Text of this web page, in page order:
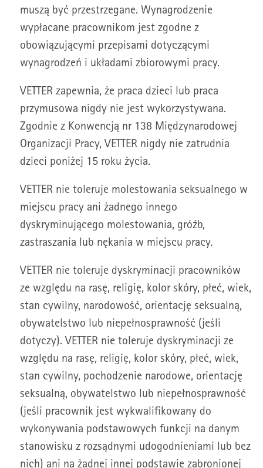
muszą być przestrzegane. Wynagrodzenie
wypłacane pracownikom jest zgodne z
obowiązującymi przepisami dotyczącymi
wynagrodzeń i układami zbiorowymi pracy.
VETTER zapewnia, że praca dzieci lub praca
przymusowa nigdy nie jest wykorzystywana.
Zgodnie z Konwencją nr 138 Międzynarodowej
Organizacji Pracy, VETTER nigdy nie zatrudnia
dzieci poniżej 15 roku życia.
VETTER nie toleruje molestowania seksualnego w
miejscu pracy ani żadnego innego
dyskryminującego molestowania, gróźb,
zastraszania lub nękania w miejscu pracy.
VETTER nie toleruje dyskryminacji pracowników
ze względu na rasę, religię, kolor skóry, płeć, wiek,
stan cywilny, narodowość, orientację seksualną,
obywatelstwo lub niepełnosprawność (jeśli
dotyczy). VETTER nie toleruje dyskryminacji ze
względu na rasę, religię, kolor skóry, płeć, wiek,
stan cywilny, pochodzenie narodowe, orientację
seksualną, obywatelstwo lub niepełnosprawność
(jeśli pracownik jest wykwalifikowany do
wykonywania podstawowych funkcji na danym
stanowisku z rozsądnymi udogodnieniami lub bez
nich) ani na żadnej innej podstawie zabronionej